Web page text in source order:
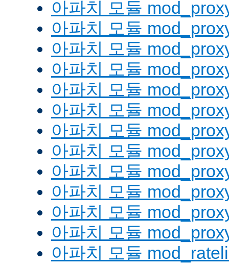
아파치 모듈
아파치 모듈
아파치 모듈
아파치 모듈
아파치 모듈
아파치 모듈
아파치 모듈
아파치 모듈
아파치 모듈
아파치 모듈
아파치 모듈
아파치 모듈
아파치 모듈